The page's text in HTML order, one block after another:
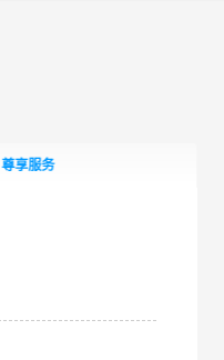
尊享服务